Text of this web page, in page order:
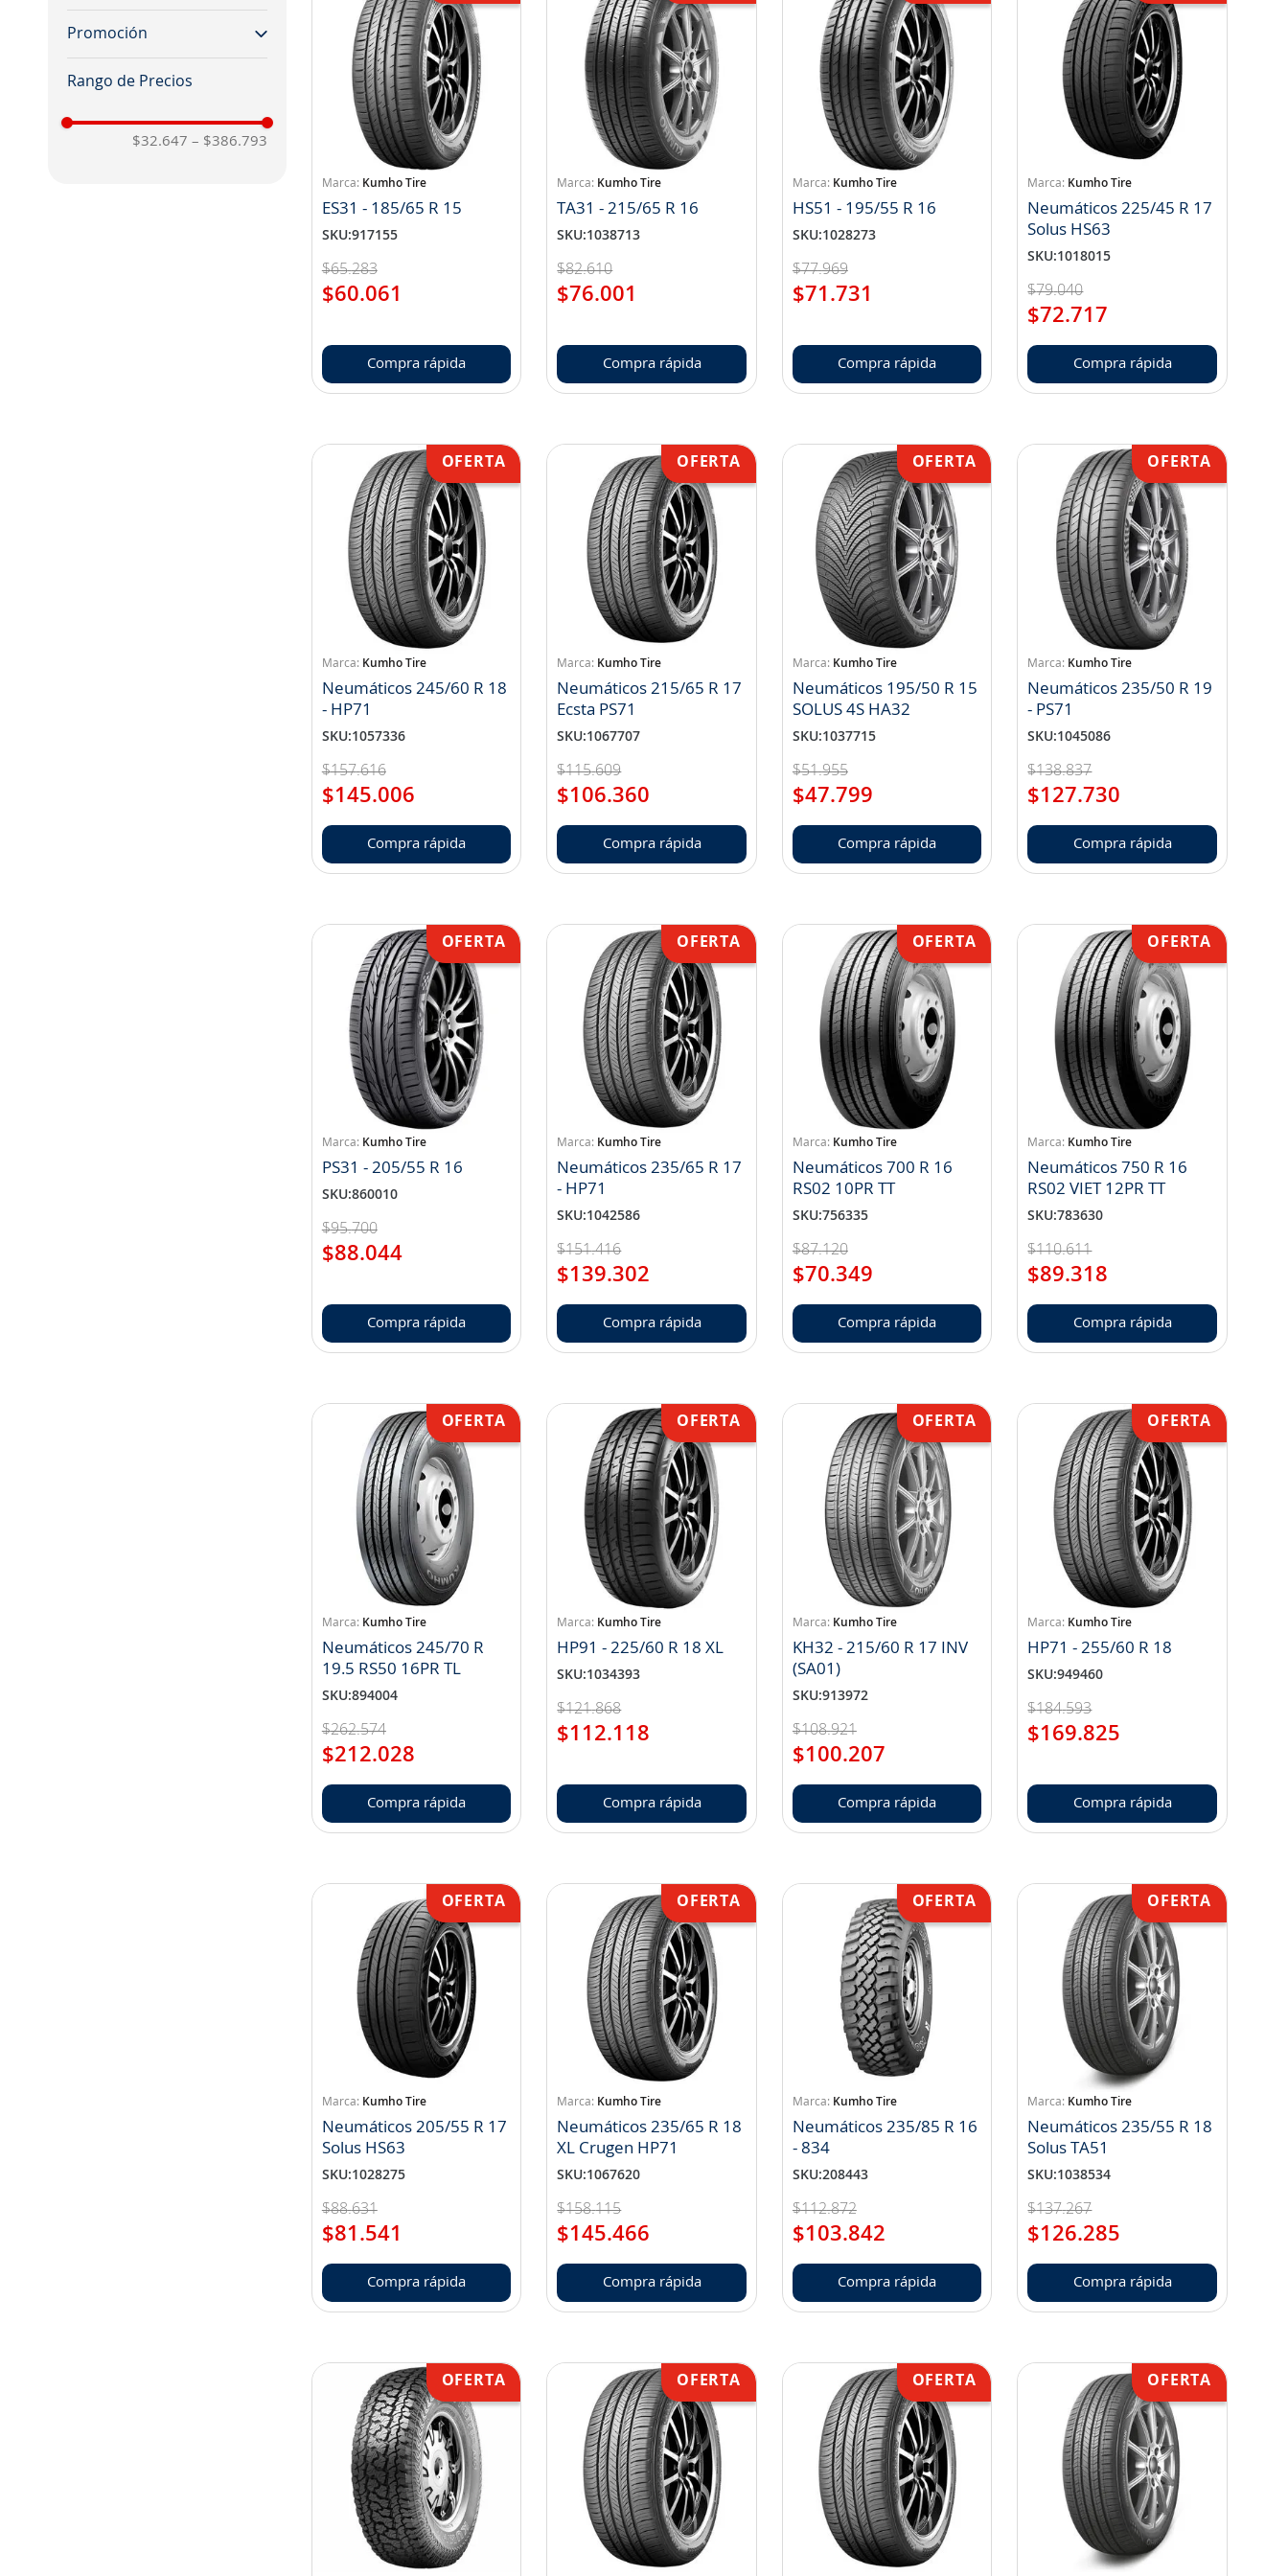
16
at51
at52
es31
on
ecsta
solus
Promoción
yes
$32.647 – $386.793
Kumho Tire
ES31 - 185/65 R 15
SKU:917155
$65.283
$60.061
Compra rápida
Kumho Tire
TA31 - 215/65 R 16
SKU:1038713
$82.610
$76.001
Compra rápida
Kumho Tire
HS51 - 195/55 R 16
SKU:1028273
$77.969
$71 .731
Compra rápida
Kumho Tire
Neumáticos 225/45 R 17
Solus HS63
SKU:1018015
$79.040
$72.717
Compra rápida
Kumho Tire
Neumáticos 245/60 R 18
- HP71
SKU:1057336
$157.616
$145.006
Compra rápida
Kumho Tire
Neumáticos 215/65 R 17
Ecsta PS71
SKU:1067707
$115.609
$106.360
Compra rápida
Kumho Tire
Neumáticos 195/50 R 15
SOLUS 4S HA32
SKU:1037715
$51.955
$47.799
Compra rápida
Kumho Tire
Neumáticos 235/50 R 19
- PS71
SKU:1045086
$138.837
$127.730
Compra rápida
Kumho Tire
PS31 - 205/55 R 16
SKU:860010
$95.700
$88.044
Compra rápida
Kumho Tire
Neumáticos 235/65 R 17
- HP71
SKU:1042586
$151.416
$139.302
Compra rápida
Kumho Tire
Neumáticos 700 R 16
RS02 10PR TT
SKU:756335
$87.120
$70.349
Compra rápida
Kumho Tire
Neumáticos 750 R 16
RS02 VIET 12PR TT
SKU:783630
$110.611
$89.318
Compra rápida
Kumho Tire
Neumáticos 245/70 R
19.5 RS50 16PR TL
SKU:894004
$262.574
$212.028
Compra rápida
Kumho Tire
HP91 - 225/60 R 18 XL
SKU:1034393
$121.868
$112.118
Compra rápida
Kumho Tire
KH32 - 215/60 R 17 INV
(SA01)
SKU:913972
$108.921
$100.207
Compra rápida
Kumho Tire
HP71 - 255/60 R 18
SKU:949460
$184.593
$169.825
Compra rápida
Kumho Tire
Neumáticos 205/55 R 17
Solus HS63
SKU:1028275
$88.631
$81 .541
Compra rápida
Kumho Tire
Neumáticos 235/65 R 18
XL Crugen HP71
SKU:1067620
$158.115
$145.466
Compra rápida
Kumho Tire
Neumáticos 235/85 R 16
- 834
SKU:208443
$112.872
$103.842
Compra rápida
Kumho Tire
Neumáticos 235/55 R 18
Solus TA51
SKU:1038534
$137.267
$126.285
Compra rápida